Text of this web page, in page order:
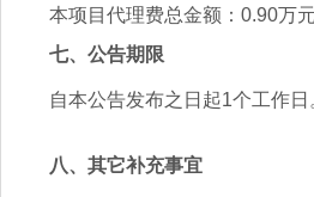
本项目代理费总金额： 0.90万
七、公告期限
自本公告发布之日起1个工作日
八、其它补充事宜